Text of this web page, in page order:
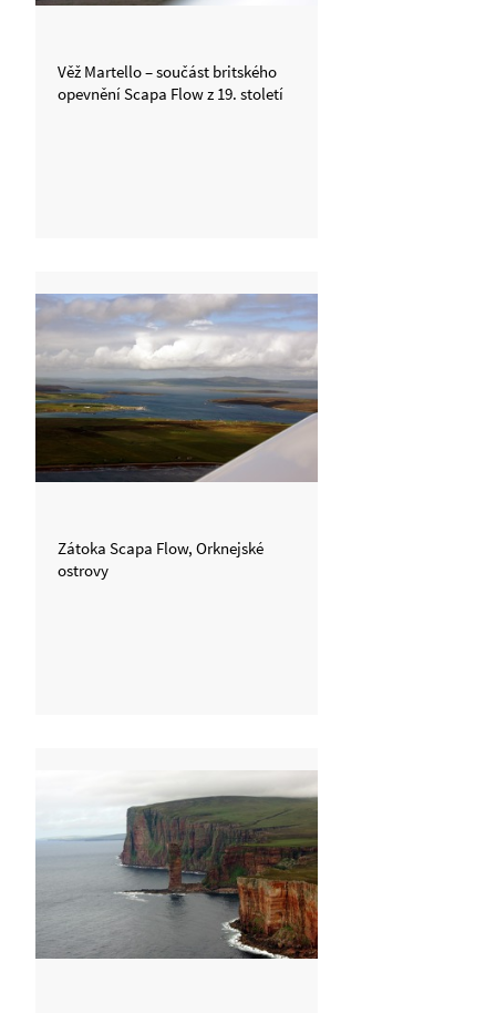
Věž Martello – součást britského
opevnění Scapa Flow z 19. století
Zátoka Scapa Flow, Orknejské
ostrovy